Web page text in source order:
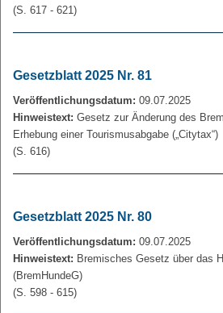
(S. 617 - 621)
Gesetzblatt 2025 Nr. 81
Veröffentlichungsdatum: 09.07.2025
Hinweistext: Gesetz zur Änderung des
Erhebung einer Tourismusabgabe („Citytax“)
(S. 616)
Gesetzblatt 2025 Nr. 80
Veröffentlichungsdatum: 09.07.2025
Hinweistext: Bremisches Gesetz über das
(BremHundeG)
(S. 598 - 615)